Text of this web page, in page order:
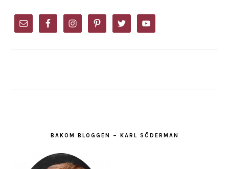
SIDEBAR
BAKOM BLOGGEN – KARL SÖDERMAN